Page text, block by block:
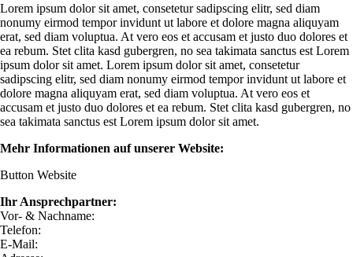
Lorem ipsum dolor sit amet, consetetur sadipscing elitr, sed diam
nonumy eirmod tempor invidunt ut labore et dolore magna aliquyam
erat, sed diam voluptua. At vero eos et accusam et justo duo dolores et
ea rebum. Stet clita kasd gubergren, no sea takimata sanctus est Lorem
ipsum dolor sit amet. Lorem ipsum dolor sit amet, consetetur
sadipscing elitr, sed diam nonumy eirmod tempor invidunt ut labore et
dolore magna aliquyam erat, sed diam voluptua. At vero eos et
accusam et justo duo dolores et ea rebum. Stet clita kasd gubergren, no
sea takimata sanctus est Lorem ipsum dolor sit amet.
Mehr Informationen auf unserer Website:
Button Website
Ihr Ansprechpartner:
Vor- & Nachname:
Telefon:
E-Mail: